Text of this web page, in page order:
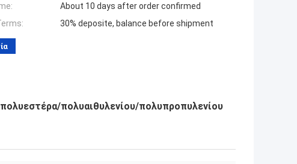
About 10 days after order confirmed
30% deposite, balance before shipment
πολυαιθυλενίου/πολυπροπυλενίου